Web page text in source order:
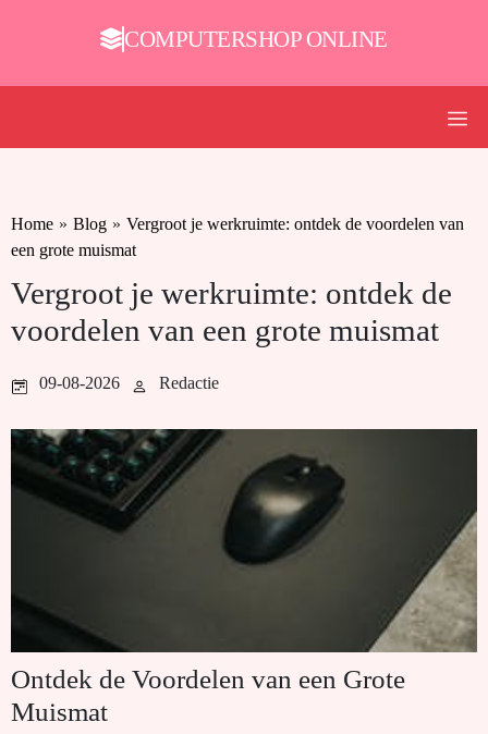
COMPUTERSHOP ONLINE
Home » Blog » Vergroot je werkruimte: ontdek de voordelen van
een grote muismat
Vergroot je werkruimte: ontdek de
voordelen van een grote muismat
09-08-2026 Redactie
Ontdek de Voordelen van een Grote
Muismat